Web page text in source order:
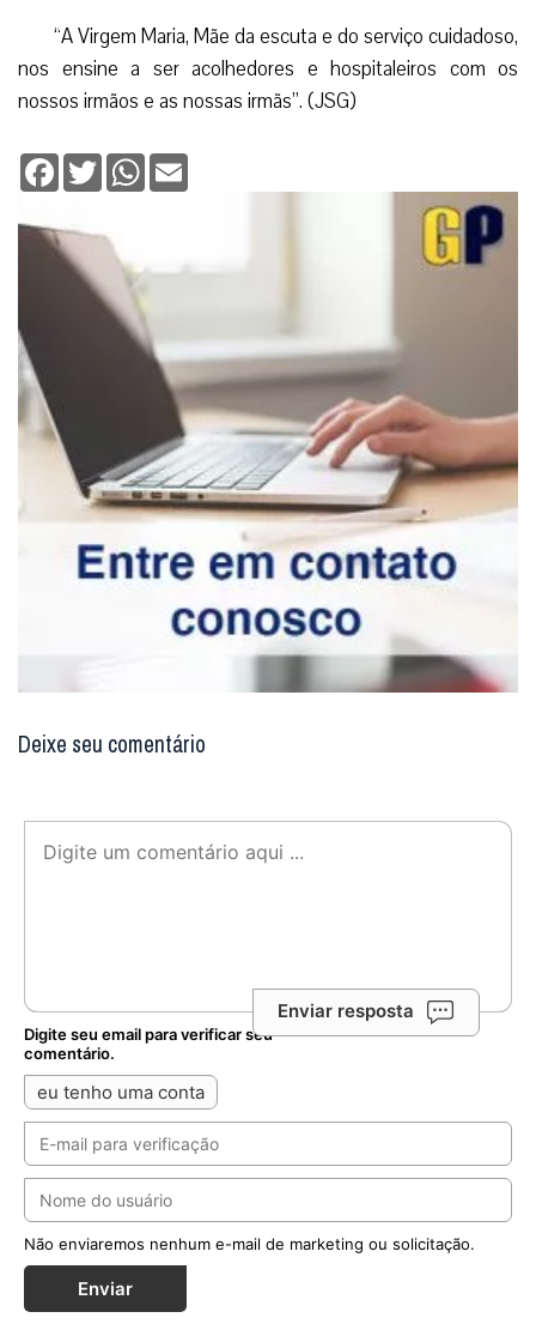
“A Virgem Maria, Mãe da escuta e do serviço cuidadoso,
nos ensine a ser acolhedores e hospitaleiros com os
nossos irmãos e as nossas irmãs”. (JSG)
Facebook
TwitterWhatsApp
Deixe seu comentário
Enviar resposta
Digite seu email para verificar seu
comentário.
eu tenho uma conta
Não enviaremos nenhum e-mail de marketing ou solicitação.
Enviar